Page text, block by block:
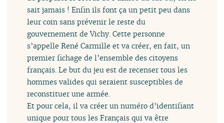
sait jamais ! Enfin ils font ça un petit peu dans
leur coin sans prévenir le reste du
gouvernement de Vichy. Cette personne
s’appelle René Carmille et va créer, en fait, un
premier fichage de l’ensemble des citoyens
français. Le but du jeu est de recenser tous les
hommes valides qui seraient susceptibles de
reconstituer une armée.
Et pour cela, il va créer un numéro d’identifiant
unique pour tous les Français qui va être